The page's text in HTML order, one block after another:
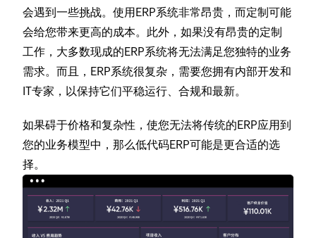
会遇到一些挑战。使用ERP系统非常昂贵，而定制可能
会给您带来更高的成本。此外，如果没有昂贵的定制
工作，大多数现成的ERP系统将无法满足您独特的业务
需求。而且，ERP系统很复杂，需要您拥有内部开发和
IT专家，以保持它们平稳运行、合规和最新。
如果碍于价格和复杂性，使您无法将传统的ERP应用到
您的业务模型中，那么低代码ERP可能是更合适的选
择。